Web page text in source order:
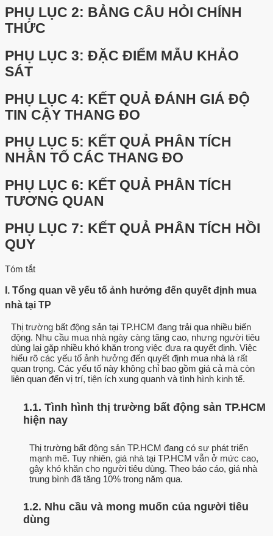
PHỤ LỤC 2: BẢNG CÂU HỎI CHÍNH
THỨC
PHỤ LỤC 3: ĐẶC ĐIỂM MẪU KHẢO
SÁT
PHỤ LỤC 4: KẾT QUẢ ĐÁNH GIÁ ĐỘ
TIN CẬY THANG ĐO
PHỤ LỤC 5: KẾT QUẢ PHÂN TÍCH
NHÂN TỐ CÁC THANG ĐO
PHỤ LỤC 6: KẾT QUẢ PHÂN TÍCH
TƯƠNG QUAN
PHỤ LỤC 7: KẾT QUẢ PHÂN TÍCH HỒI
QUY
Tóm tắt
I. Tổng quan về yếu tố ảnh hưởng đến quyết định mua
nhà tại TP
Thị trường bất động sản tại TP.HCM đang trải qua nhiều biến
động. Nhu cầu mua nhà ngày càng tăng cao, nhưng người tiêu
dùng lại gặp nhiều khó khăn trong việc đưa ra quyết định. Việc
hiểu rõ các yếu tố ảnh hưởng đến quyết định mua nhà là rất
quan trọng. Các yếu tố này không chỉ bao gồm giá cả mà còn
liên quan đến vị trí, tiện ích xung quanh và tình hình kinh tế.
1.1. Tình hình thị trường bất động sản TP.HCM
hiện nay
Thị trường bất động sản TP.HCM đang có sự phát triển
mạnh mẽ. Tuy nhiên, giá nhà tại TP.HCM vẫn ở mức cao,
gây khó khăn cho người tiêu dùng. Theo báo cáo, giá nhà
trung bình đã tăng 10% trong năm qua.
1.2. Nhu cầu và mong muốn của người tiêu
dùng